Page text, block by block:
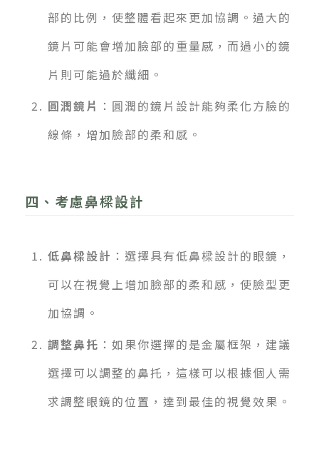
部的比例，使整體看起來更加協調。過大的
鏡片可能會增加臉部的重量感，而過小的鏡
片則可能過於纖細。
圓潤鏡片 ：圓潤的鏡片設計能夠柔化方臉的
線條，增加臉部的柔和感。
四、考慮鼻樑設計
低鼻樑設計 ：選擇具有低鼻樑設計的眼鏡，
可以在視覺上增加臉部的柔和感，使臉型更
加協調。
調整鼻托 ：如果你選擇的是金屬框架，建議
選擇可以調整的鼻托，這樣可以根據個人需
求調整眼鏡的位置，達到最佳的視覺效果。